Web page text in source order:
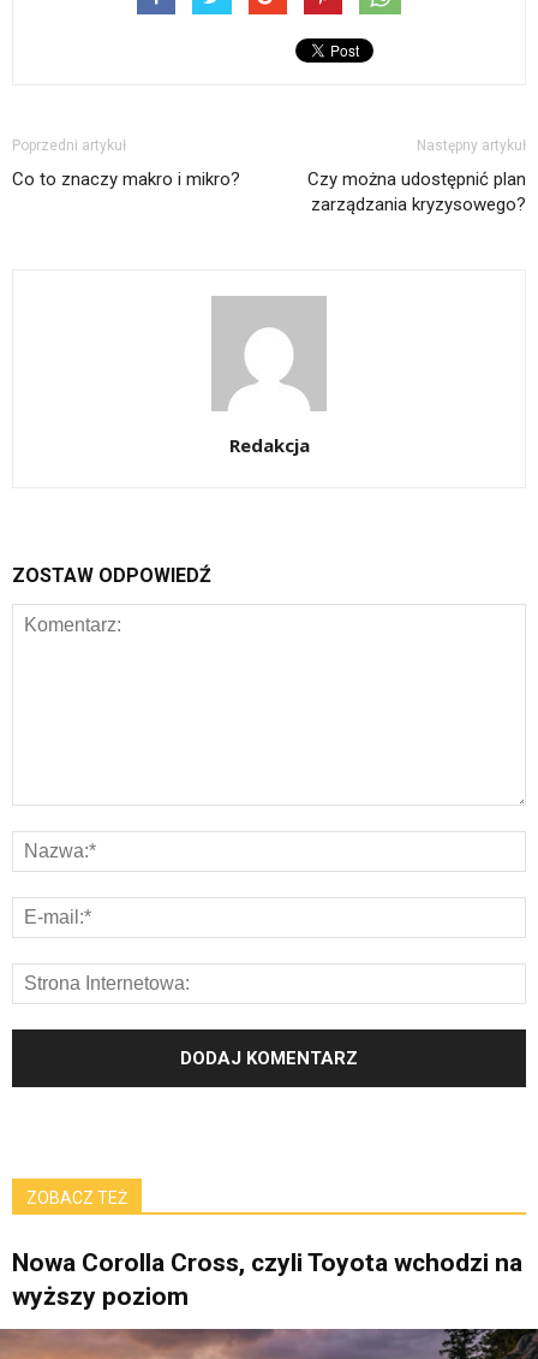
Poprzedni artykuł
Co to znaczy makro i mikro?
Następny artykuł
Czy można udostępnić plan
zarządzania kryzysowego?
Redakcja
ZOSTAW ODPOWIEDŹ
ZOBACZ TEŻ
Nowa Corolla Cross, czyli Toyota wchodzi na
wyższy poziom